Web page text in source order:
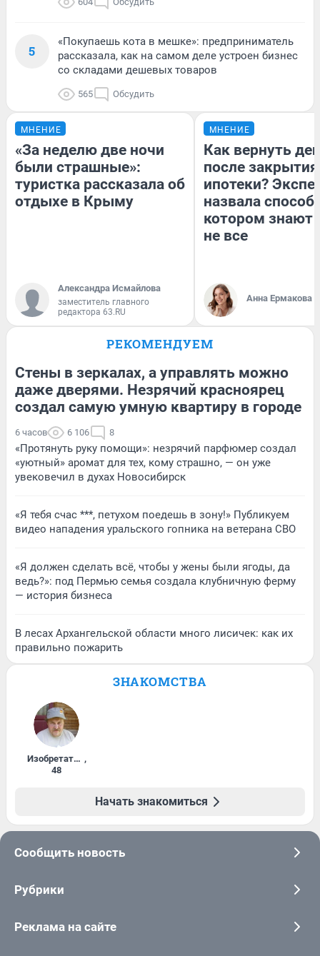
5
«Покупаешь кота в мешке»: предприниматель
рассказала, как на самом деле устроен бизнес
со складами дешевых товаров
565 Обсудить
МНЕНИЕ
«За неделю две ночи
были страшные»:
туристка рассказала об
отдыхе в Крыму
Александра Исмайлова
заместитель главного
редактора 63.RU
МНЕНИЕ
Как вернуть
после закрытия
ипотеки?
назвала
котором знают
не все
Анна Ермакова
РЕКОМЕНДУЕМ
Стены в зеркалах, а управлять можно
даже дверями. Незрячий красноярец
создал самую умную квартиру в городе
6 часов 6 106 8
«Протянуть руку помощи»: незрячий парфюмер создал
«уютный» аромат для тех, кому страшно, — он уже
увековечил в духах Новосибирск
«Я тебя счас ***, петухом поедешь в зону!» Публикуем
видео нападения уральского гопника на ветерана СВО
«Я должен сделать всё, чтобы у жены были ягоды, да
ведь?»: под Пермью семья создала клубничную ферму
— история бизнеса
В лесах Архангельской области много лисичек: как их
правильно пожарить
ЗНАКОМСТВА
Изобретатель ,
48
Начать знакомиться
Сообщить новость
Рубрики
Реклама на сайте